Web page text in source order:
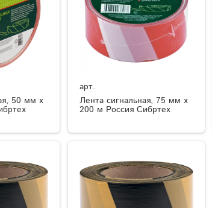
50 мм х
арт.
Лента сигнальная, 75 мм х
200 м Россия Сибртех